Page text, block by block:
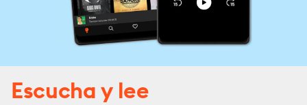
Escucha y lee